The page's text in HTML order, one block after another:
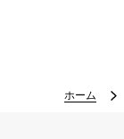
ホーム